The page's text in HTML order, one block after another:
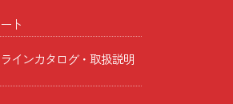
ト
インカタログ・取扱説明